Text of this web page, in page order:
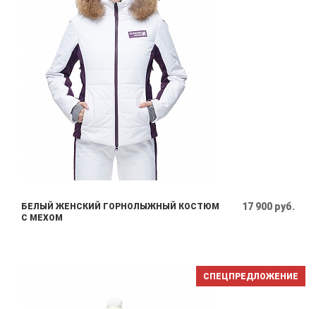
БЕЛЫЙ ЖЕНСКИЙ ГОРНОЛЫЖНЫЙ КОСТЮМ
С МЕХОМ
17 900 руб.
СПЕЦПРЕДЛОЖЕНИЕ